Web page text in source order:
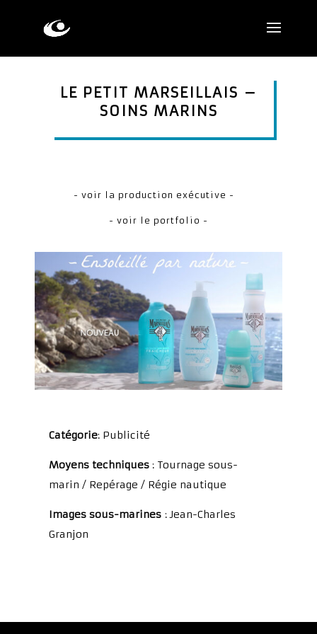
LE PETIT MARSEILLAIS –
SOINS MARINS
- voir la production exécutive -
- voir le portfolio -
Catégorie: Publicité
Moyens techniques : Tournage sous-
marin / Repérage / Régie nautique
Images sous-marines: Jean-Charles
Granjon